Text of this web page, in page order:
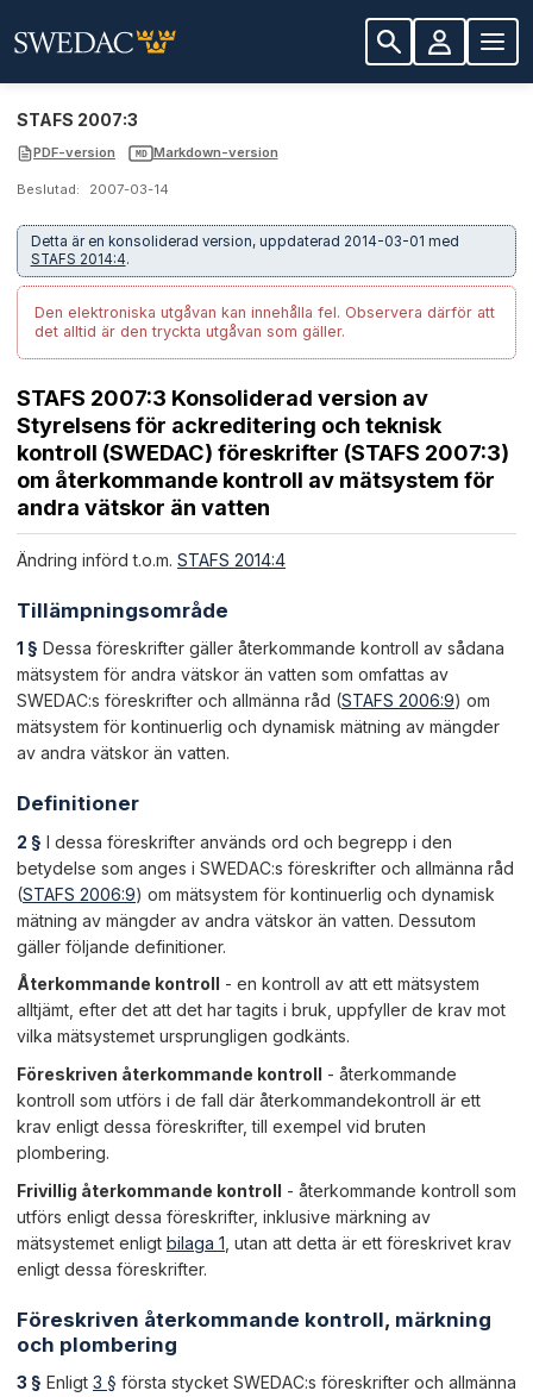
STAFS 2007:3
PDF-version MD Markdown-version
Beslutad: 2007-03-14
Detta är en konsoliderad version, uppdaterad 2014-03-01 med
STAFS 2014:4.
Den elektroniska utgåvan kan innehålla fel. Observera därför att
det alltid är den tryckta utgåvan som gäller.
STAFS 2007:3 Konsoliderad version av
Styrelsens för ackreditering och teknisk
kontroll (SWEDAC) föreskrifter (STAFS 2007:3)
om återkommande kontroll av mätsystem för
andra vätskor än vatten
Ändring införd t.o.m. STAFS 2014:4
Tillämpningsområde
1 § Dessa föreskrifter gäller återkommande kontroll av sådana
mätsystem för andra vätskor än vatten som omfattas av
SWEDAC:s föreskrifter och allmänna råd (STAFS 2006:9) om
mätsystem för kontinuerlig och dynamisk mätning av mängder
av andra vätskor än vatten.
Definitioner
2 § I dessa föreskrifter används ord och begrepp i den
betydelse som anges i SWEDAC:s föreskrifter och allmänna råd
(STAFS 2006:9) om mätsystem för kontinuerlig och dynamisk
mätning av mängder av andra vätskor än vatten. Dessutom
gäller följande definitioner.
Återkommande kontroll - en kontroll av att ett mätsystem
alltjämt, efter det att det har tagits i bruk, uppfyller de krav mot
vilka mätsystemet ursprungligen godkänts.
Föreskriven återkommande kontroll - återkommande
kontroll som utförs i de fall där återkommandekontroll är ett
krav enligt dessa föreskrifter, till exempel vid bruten
plombering.
Frivillig återkommande kontroll - återkommande kontroll som
utförs enligt dessa föreskrifter, inklusive märkning av
mätsystemet enligt bilaga 1 , utan att detta är ett föreskrivet krav
enligt dessa föreskrifter.
Föreskriven återkommande kontroll, märkning
och plombering
3 § Enligt 3 § första stycket SWEDAC:s föreskrifter och allmänna